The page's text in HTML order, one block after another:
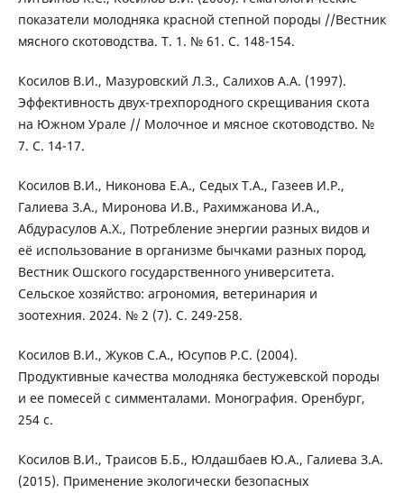
показатели молодняка красной степной породы //Вестник
мясного скотоводства. Т. 1. № 61. С. 148-154.
Косилов В.И., Мазуровский Л.З., Салихов А.А. (1997).
Эффективность двух-трехпородного скрещивания скота
на Южном Урале // Молочное и мясное скотоводство. №
7. С. 14-17.
Косилов В.И., Никонова Е.А., Седых Т.А., Газеев И.Р.,
Галиева З.А., Миронова И.В., Рахимжанова И.А.,
Абдурасулов А.Х., Потребление энергии разных видов и
её использование в организме бычками разных пород,
Вестник Ошского государственного университета.
Сельское хозяйство: агрономия, ветеринария и
зоотехния. 2024. № 2 (7). С. 249-258.
Косилов В.И., Жуков С.А., Юсупов Р.С. (2004).
Продуктивные качества молодняка бестужевской породы
и ее помесей с симменталами. Монография. Оренбург,
254 с.
Косилов В.И., Траисов Б.Б., Юлдашбаев Ю.А., Галиева З.А.
(2015). Применение экологически безопасных